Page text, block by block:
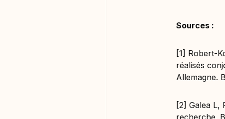
Sources :
[1] Robert-
réalisés
Allemagne.
[2] Galea L,